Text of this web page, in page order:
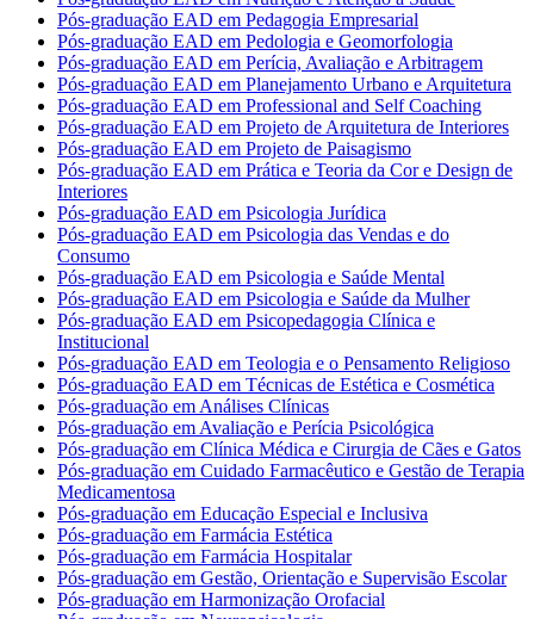
Pós-graduação EAD em Pedagogia Empresarial
Pós-graduação EAD em Pedologia e Geomorfologia
Pós-graduação EAD em Perícia, Avaliação e Arbitragem
Pós-graduação EAD em Planejamento Urbano e Arquitetura
Pós-graduação EAD em Professional and Self Coaching
Pós-graduação EAD em Projeto de Arquitetura de Interiores
Pós-graduação EAD em Projeto de Paisagismo
Pós-graduação EAD em Prática e Teoria da Cor e Design de
Interiores
Pós-graduação EAD em Psicologia Jurídica
Pós-graduação EAD em Psicologia das Vendas e do
Consumo
Pós-graduação EAD em Psicologia e Saúde Mental
Pós-graduação EAD em Psicologia e Saúde da Mulher
Pós-graduação EAD em Psicopedagogia Clínica e
Institucional
Pós-graduação EAD em Teologia e o Pensamento Religioso
Pós-graduação EAD em Técnicas de Estética e Cosmética
Pós-graduação em Análises Clínicas
Pós-graduação em Avaliação e Perícia Psicológica
Pós-graduação em Clínica Médica e Cirurgia de Cães e Gatos
Pós-graduação em Cuidado Farmacêutico e Gestão de Terapia
Medicamentosa
Pós-graduação em Educação Especial e Inclusiva
Pós-graduação em Farmácia Estética
Pós-graduação em Farmácia Hospitalar
Pós-graduação em Gestão, Orientação e Supervisão Escolar
Pós-graduação em Harmonização Orofacial